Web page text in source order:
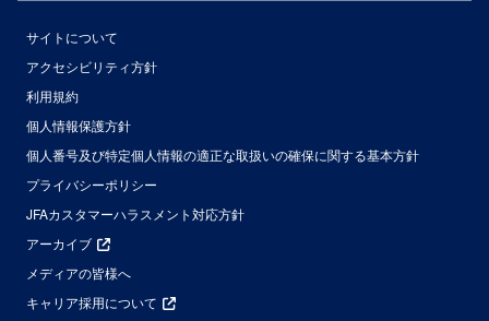
サイトについて
アクセシビリティ方針
利用規約
個人情報保護方針
個人番号及び特定個人情報の適正な取扱いの確保に関する基本方針
プライバシーポリシー
JFAカスタマーハラスメント対応方針
アーカイブ
メディアの皆様へ
キャリア採用について